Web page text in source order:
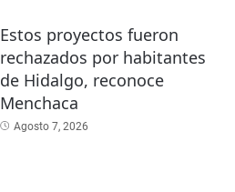
Estos proyectos fueron
rechazados por habitantes
de Hidalgo, reconoce
Menchaca
Agosto 7, 2026